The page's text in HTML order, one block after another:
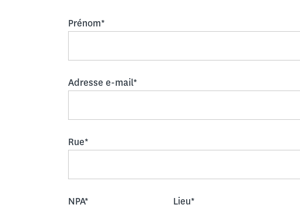
Prénom*
Adresse e-mail*
Rue*
NPA* Lieu*